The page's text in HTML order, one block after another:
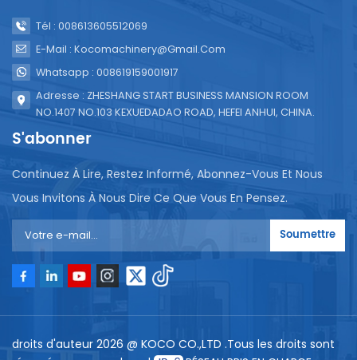
Tél : 008613605512069
E-Mail : Kocomachinery@gmail.com
Whatsapp : 008619159001917
Adresse : ZHESHANG START BUSINESS MANSION ROOM
NO.1407 NO.103 KEXUEDADAO ROAD, HEFEI ANHUI, CHINA.
S'abonner
Continuez À Lire, Restez Informé, Abonnez-Vous Et Nous
Vous Invitons À Nous Dire Ce Que Vous En Pensez.
Soumettre
droits d'auteur 2026 @ KOCO CO.,LTD .Tous les droits sont